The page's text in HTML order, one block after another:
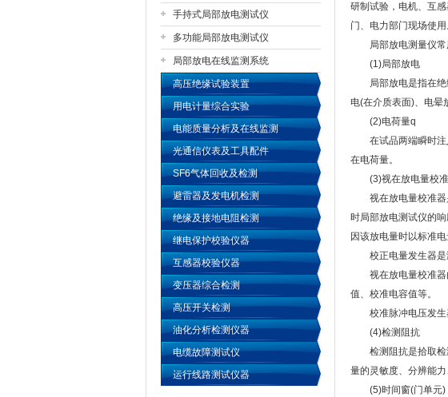
手持式局部放电测试仪
多功能局部放电测试仪
局部放电在线监测系统
高压绝缘试验装置
用电计量综合实验
电能质量分析及在线监测
光通信仪表及工具配件
SF6气体回收及检测
避雷器及发电机检测
绝缘及接地电阻检测
继电保护校验仪器
互感器校验仪器
变压器综合检测
高压开关检测
油化分析检测仪器
电缆故障测试仪
运行线路测试仪器
研制试验，电机、互
门、电力部门现场使用
局部放电测量仪常
(1)局部放电
局部放电是指在绝
电(在介质表面)、电晕
(2)电荷量q
在试品两端瞬时注
在电荷量。
(3)视在放电量校
视在放电量校准器
时局部放电测试仪的
因该放电量时以标准
校正电量发生器是测
视在放电量校准器
值、校准电容值等。
校准脉冲电压发生器
(4)检测阻抗
检测阻抗是拾取检测
量的灵敏度、分辨能力
(5)时间窗(门单元)